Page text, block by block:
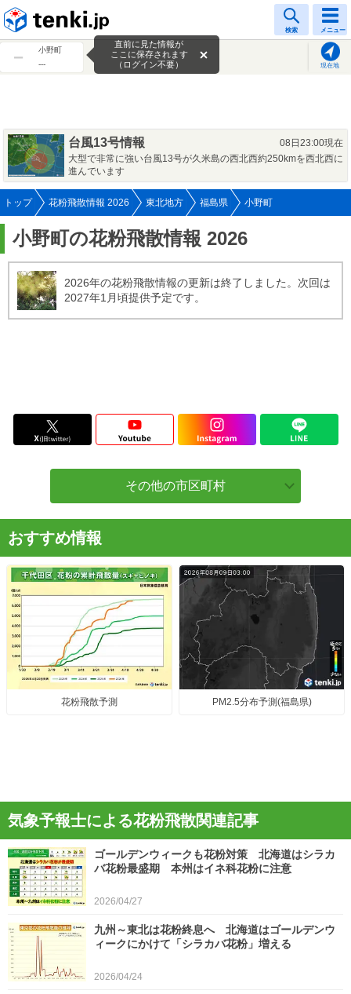
検索 メニュー
小野町
---
現在地
直前に見た情報が
ここに保存されます
（ログイン不要）
台風13号情報
08日23:00現在
大型で非常に強い台風13号が久米島の西北西約250kmを西北西に
進んでいます
トップ 花粉飛散情報 2026 東北地方 福島県 小野町
小野町の花粉飛散情報 2026
2026年の花粉飛散情報の更新は終了しました。次回は
2027年1月頃提供予定です。
その他の市区町村
おすすめ情報
花粉飛散予測 PM2.5分布予測(福島県)
気象予報士による花粉飛散関連記事
ゴールデンウィークも花粉対策 北海道はシラカ
バ花粉最盛期 本州はイネ科花粉に注意
2026/04/27
九州～東北は花粉終息へ 北海道はゴールデンウ
ィークにかけて「シラカバ花粉」増える
2026/04/24